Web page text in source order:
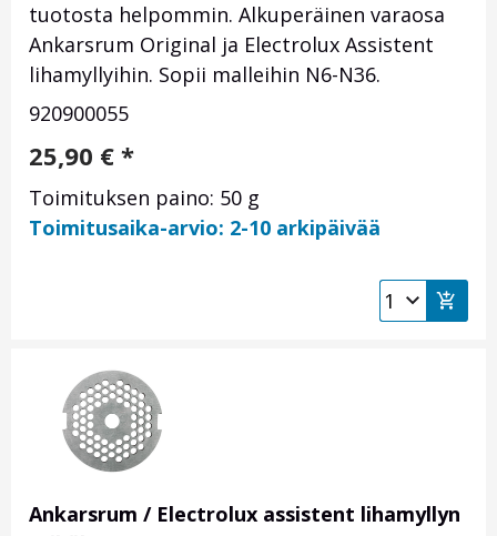
tuotosta helpommin. Alkuperäinen varaosa
Ankarsrum Original ja Electrolux Assistent
lihamyllyihin. Sopii malleihin N6-N36.
920900055
25,90 € *
Toimituksen paino: 50 g
Toimitusaika-arvio: 2-10 arkipäivää
Ankarsrum / Electrolux assistent lihamyllyn